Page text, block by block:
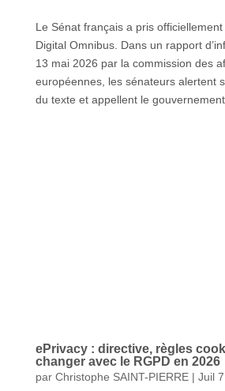
Le Sénat français a pris
Digital Omnibus. Dans un rapport
13 mai 2026 par la commission des
européennes, les sénateurs alertent
du texte et appellent le gouvernement
ePrivacy : directive, règles
changer avec le RGPD en 2026
par Christophe SAINT-PIERRE| Juil